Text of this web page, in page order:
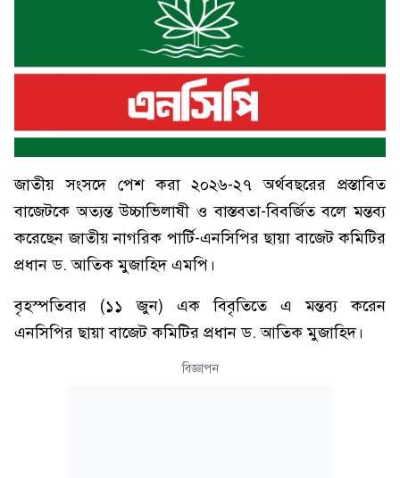
জাতীয় সংসদে পেশ করা ২০২৬-২৭ অর্থবছরের প্রস্তাবিত
বাজেটকে অত্যন্ত উচ্চাভিলাষী ও বাস্তবতা-বিবর্জিত বলে মন্তব্য
করেছেন জাতীয় নাগরিক পার্টি-এনসিপির ছায়া বাজেট কমিটির
প্রধান ড. আতিক মুজাহিদ এমপি।
বৃহস্পতিবার (১১ জুন) এক বিবৃতিতে এ মন্তব্য করেন
এনসিপির ছায়া বাজেট কমিটির প্রধান ড. আতিক মুজাহিদ।
বিজ্ঞাপন